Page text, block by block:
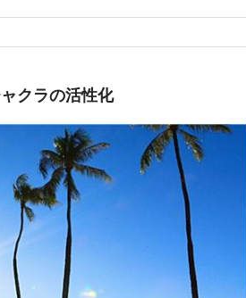
クラの活性化